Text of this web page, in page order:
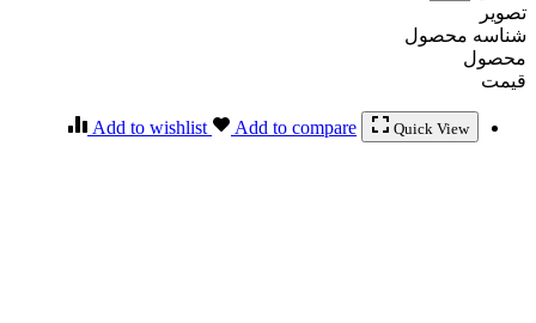
تصویر
شناسه محصول
محصول
قیمت
Quick View
Add to wishlist Add to compare